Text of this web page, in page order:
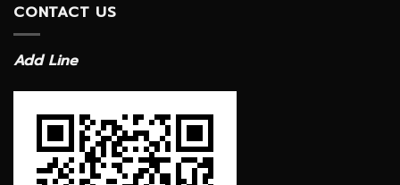
CONTACT US
Add Line